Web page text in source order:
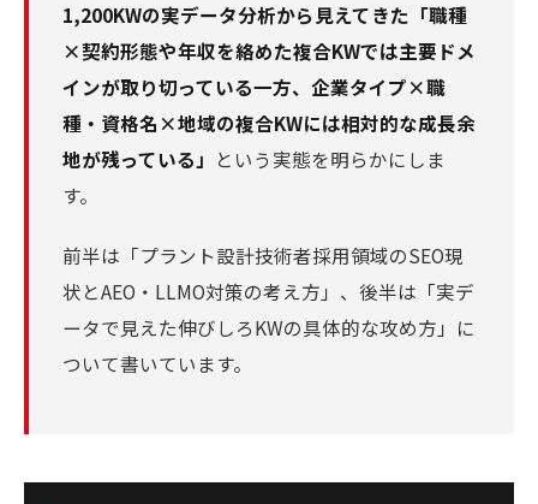
1,200KWの実データ分析から見えてきた「職種
×契約形態や年収を絡めた複合KWでは主要ドメ
インが取り切っている一方、企業タイプ×職
種・資格名×地域の複合KWには相対的な成長余
地が残っている」 という実態を明らかにしま
す。
前半は「プラント設計技術者採用領域のSEO現
状とAEO・LLMO対策の考え方」、後半は「実デ
ータで見えた伸びしろKWの具体的な攻め方」に
ついて書いています。